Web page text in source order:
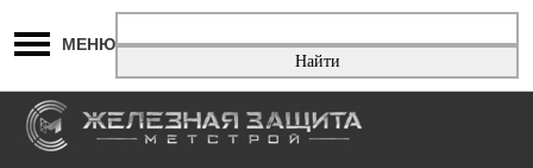
МЕНЮ